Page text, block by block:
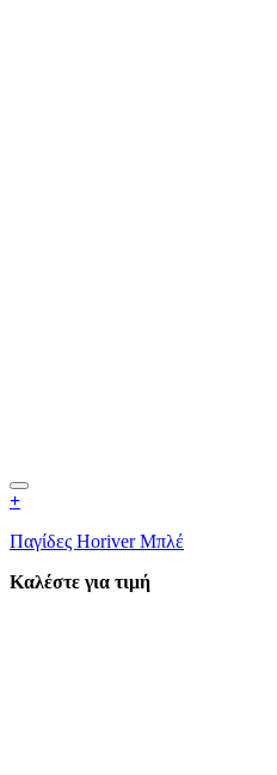
+
Παγίδες Horiver Μπλέ
Καλέστε για τιμή